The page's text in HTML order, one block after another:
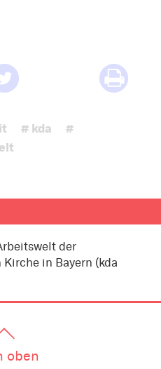
# kda
#
der
in Bayern (kda
oben